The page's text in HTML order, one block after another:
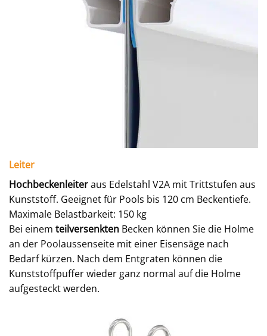
Leiter
Hochbeckenleiteraus Edelstahl V2A mit Trittstufen aus
Kunststoff. Geeignet für Pools bis 120 cm Beckentiefe.
Maximale Belastbarkeit: 150 kg
Bei einem teilversenkten Becken können Sie die Holme
an der Poolaussenseite mit einer Eisensäge nach
Bedarf kürzen. Nach dem Entgraten können die
Kunststoffpuffer wieder ganz normal auf die Holme
aufgesteckt werden.